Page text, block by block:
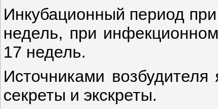
Инкубационный период
недель, при
17 недель.
Источниками
секреты и экскреты.